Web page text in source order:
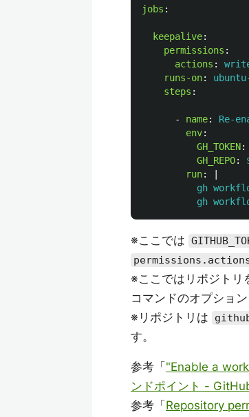
jobs :
keepalive:
permissions :
actions :
runs-on:
steps :
- name:
Re-
env:
GH_TOKEN:
GH_REPO:
run:
gh
gh
※ここでは
※ここではリポジトリ
コマンドのオプショ
※リポジトリは
す。
参考「 "Enable a
ンドポイント -
参考「 Repository